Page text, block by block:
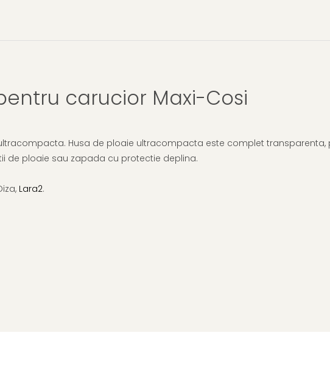
carucior Maxi-Cosi
Husa de ploaie ultracompacta este complet transparenta,
de ploaie sau zapada cu protectie deplina.
Lara2.